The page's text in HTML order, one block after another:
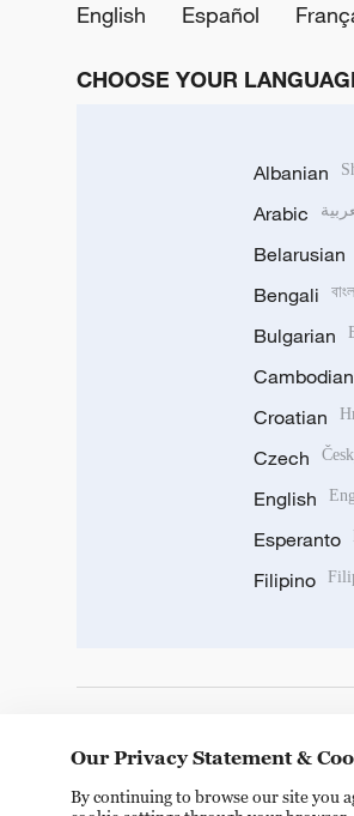
English
Español
CHOOSE YOUR
Albanian
Arabic
Belarusian
Bengali
Bulgarian
Cambodian
Croatian
Czech
English
Esperanto
Filipino
Our Privacy Statement &
By continuing to browse our site you